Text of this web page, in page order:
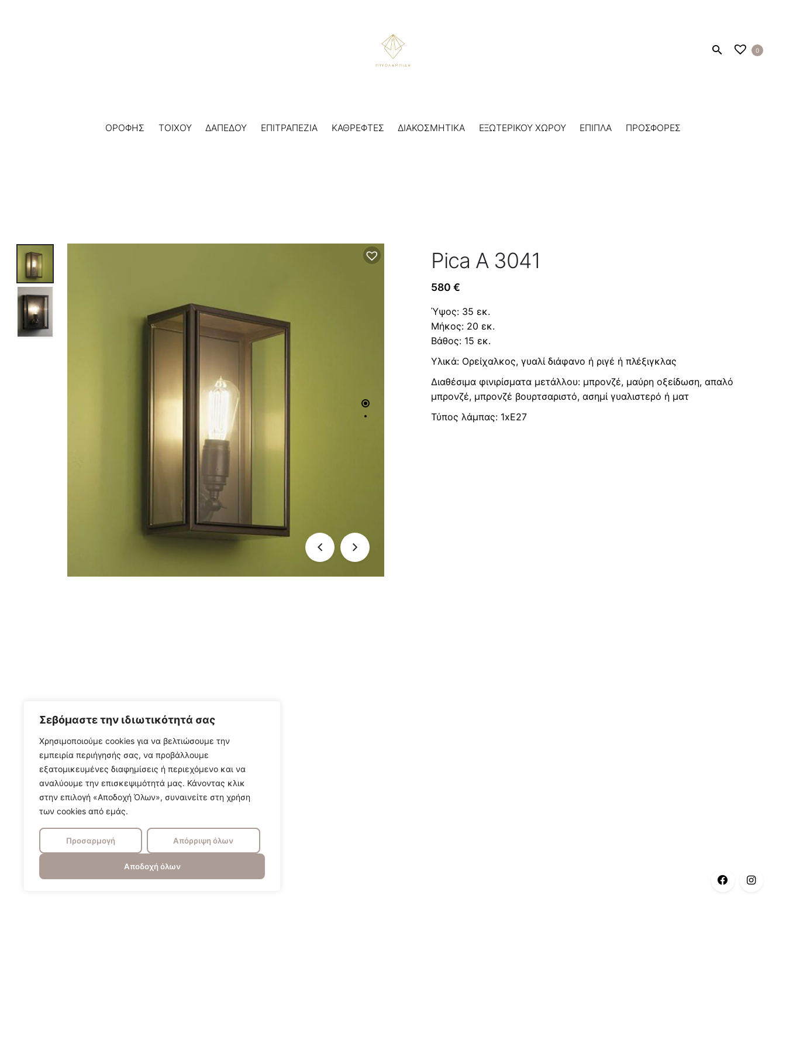
Σεβόμαστε την ιδιωτικότητά σας
Χρησιμοποιούμε cookies για να βελτιώσουμε την
εμπειρία περιήγησής σας, να προβάλλουμε
εξατομικευμένες διαφημίσεις ή περιεχόμενο και να
αναλύουμε την επισκεψιμότητά μας. Κάνοντας κλικ
στην επιλογή «Αποδοχή Όλων», συναινείτε στη χρήση
των cookies από εμάς.
Προσαρμογή Απόρριψη όλων
Αποδοχή όλων
0
ΟΡΟΦΗΣ ΤΟΙΧΟΥ ΔΑΠΕΔΟΥ ΕΠΙΤΡΑΠΕΖΙΑ ΚΑΘΡΕΦΤΕΣ ΔΙΑΚΟΣΜΗΤΙΚΑ ΕΞΩΤΕΡΙΚΟΥ ΧΩΡΟΥ ΕΠΙΠΛΑ ΠΡΟΣΦΟΡΕΣ
Pica A 3041
580 €
Ύψος: 35 εκ.
Mήκος: 20 εκ.
Βάθος: 15 εκ.
Υλικά: Ορείχαλκος, γυαλί διάφανο ή ριγέ ή πλέξιγκλας
Διαθέσιμα φινιρίσματα μετάλλου: μπρονζέ, μαύρη οξείδωση, απαλό
μπρονζέ, μπρονζέ βουρτσαριστό, ασημί γυαλιστερό ή ματ
Τύπος λάμπας: 1xΕ27